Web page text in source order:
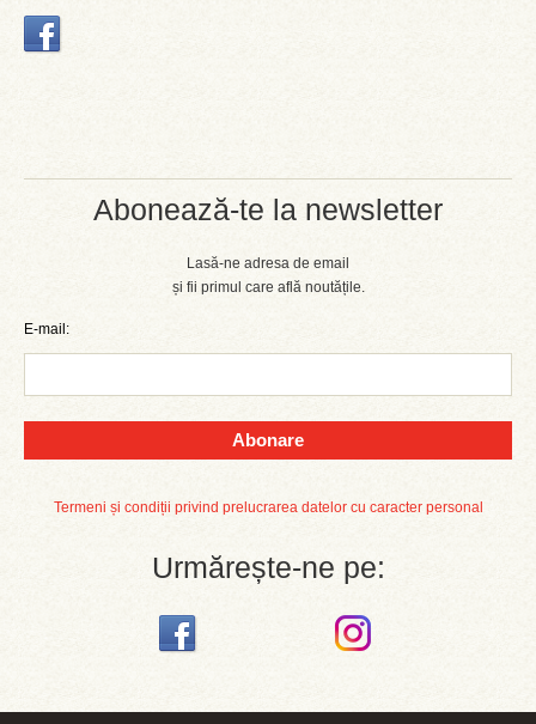
Abonează-te la newsletter
Lasă-ne adresa de email
și fii primul care află noutățile.
E-mail:
Abonare
Termeni și condiții privind prelucrarea datelor cu caracter personal
Urmărește-ne pe: